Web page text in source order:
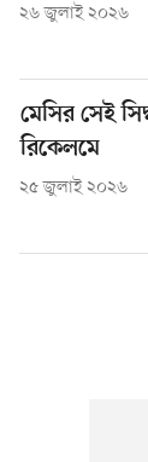
২৬ জুলাই ২০২৬
মেসির সেই
রিকেলমে
২৫ জুলাই ২০২৬